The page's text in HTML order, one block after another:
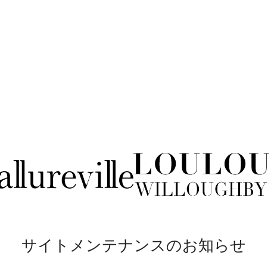
サイトメンテナンスのお知らせ